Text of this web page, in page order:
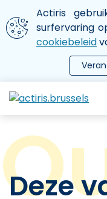
Aller au contenu
We gebruiken
Actiris
surfervaring
cookiebeleid
le menu
Deze